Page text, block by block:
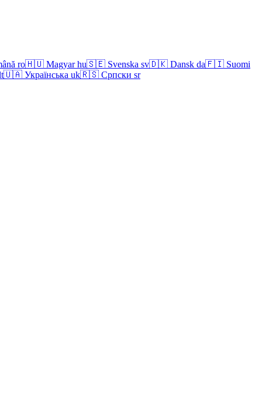
ro🇭🇺 Magyar hu🇸🇪 Svenska sv🇩🇰 Dansk da🇫🇮 Suomi
🇺🇦 Українська uk🇷🇸 Српски sr